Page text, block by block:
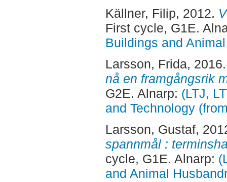
Källner, Filip, 2012.
First cycle, G1E.
Buildings and
Larsson, Frida,
nå en framgångsrik
G2E. Alnarp: (LTJ,
and Technology
Larsson, Gustaf,
spannmål :
cycle, G1E. Alnarp:
and Animal